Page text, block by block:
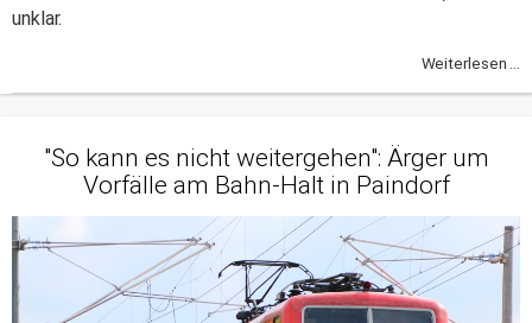
unklar.
Weiterlesen ...
"So kann es nicht weitergehen": Ärger um
Vorfälle am Bahn-Halt in Paindorf